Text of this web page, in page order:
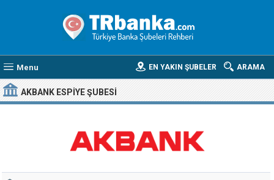
Menu ARAMA
EN YAKIN ŞUBELER
AKBANK ESPIYE ŞUBESI